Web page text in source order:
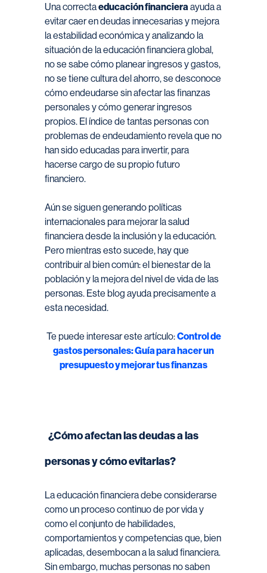
Una correctaeducación financieraayuda a
evitar caer en deudas innecesarias y mejora
la estabilidad económica y analizando la
situación de la educación financiera global,
no se sabe cómo planear ingresos y gastos,
no se tiene cultura del ahorro, se desconoce
cómo endeudarse sin afectar las finanzas
personales y cómo generar ingresos
propios. El índice de tantas personas con
problemas de endeudamiento revela que no
han sido educadas para invertir, para
hacerse cargo de su propio futuro
financiero.
Aún se siguen generando políticas
internacionales para mejorar la salud
financiera desde la inclusión y la educación.
Pero mientras esto sucede, hay que
contribuir al bien común: el bienestar de la
población y la mejora del nivel de vida de las
personas. Este blog ayuda precisamente a
esta necesidad.
Te puede interesar este artículo:Control de
gastos personales: Guía para hacer un
presupuesto y mejorar tus finanzas
¿Cómo afectan las deudas a las
personas y cómo evitarlas?
La educación financiera debe considerarse
como un proceso continuo de por vida y
como el conjunto de habilidades,
comportamientos y competencias que, bien
aplicadas, desembocan a la salud financiera.
Sin embargo, muchas personas no saben